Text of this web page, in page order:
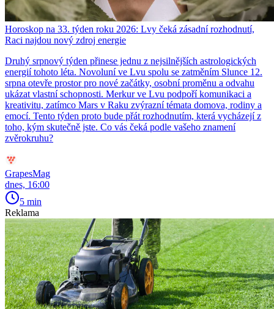
Horoskop na 33. týden roku 2026: Lvy čeká zásadní rozhodnutí,
Raci najdou nový zdroj energie
Druhý srpnový týden přinese jednu z nejsilnějších astrologických
energií tohoto léta. Novoluní ve Lvu spolu se zatměním Slunce 12.
srpna otevře prostor pro nové začátky, osobní proměnu a odvahu
ukázat vlastní schopnosti. Merkur ve Lvu podpoří komunikaci a
kreativitu, zatímco Mars v Raku zvýrazní témata domova, rodiny a
emocí. Tento týden proto bude přát rozhodnutím, která vycházejí z
toho, kým skutečně jste. Co vás čeká podle vašeho znamení
zvěrokruhu?
GrapesMag
dnes, 16:00
5 min
Reklama